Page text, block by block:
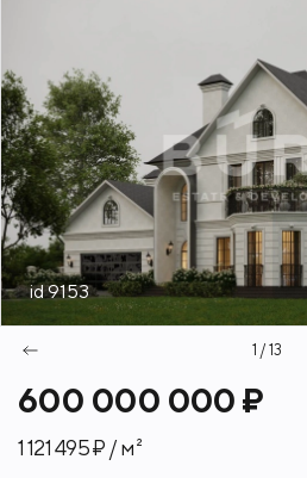
600 000 000 ₽
1 121 495 ₽ / м²
id 9153
1 / 13